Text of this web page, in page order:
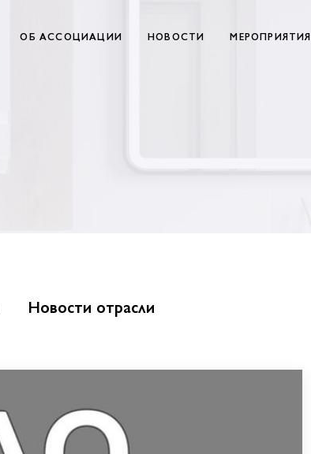
ОБ АССОЦИАЦИИ НОВОСТИ МЕРОПРИЯТИЯ
Новости отрасли